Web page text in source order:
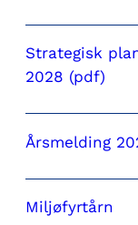
Strategisk
2028 (pdf)
Årsmelding
Miljøfyrtårn